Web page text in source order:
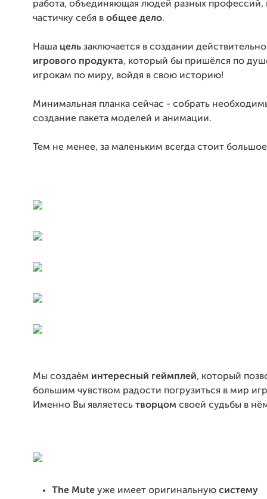
работа, объединяющая людей разных профессий,
частичку себя в общее дело.
Наша цель заключается в создании
игрового продукта, который бы пришёлся по
игрокам по миру, войдя в свою историю!
Минимальная планка сейчас - собрать
создание пакета моделей и анимации.
Тем не менее, за маленьким всегда стоит
Мы создаём интересный геймплей, который
большим чувством радости погрузиться в мир
Именно Вы являетесь творцом своей судьбы в
The Mute уже имеет оригинальную систему